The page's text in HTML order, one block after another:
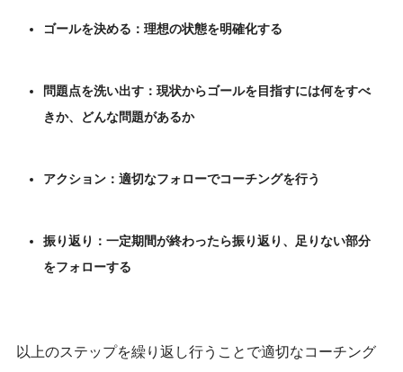
ゴールを決める：理想の状態を明確化する
問題点を洗い出す：現状からゴールを目指すには何をすべ
きか、どんな問題があるか
アクション：適切なフォローでコーチングを行う
振り返り：一定期間が終わったら振り返り、足りない部分
をフォローする
以上のステップを繰り返し行うことで適切なコーチング